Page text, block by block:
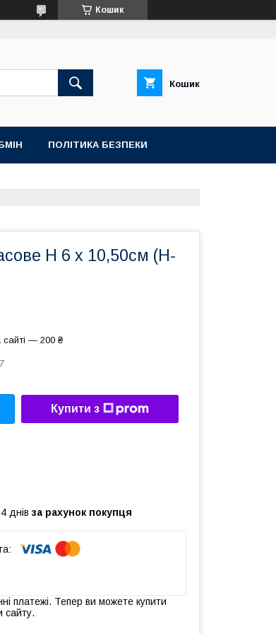
Кошик
Кошик
ПОЛІТИКА БЕЗПЕКИ
H 6 х 10,50см (H-
сайті — 200 ₴
Купити з
днів за рахунок покупця
платежі. Тепер ви можете купити
сайту.